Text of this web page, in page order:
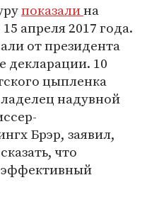
показалина
апреля 2017 года.
от президента
декларации. 10
цыпленка
надувной
Брэр, заявил,
что